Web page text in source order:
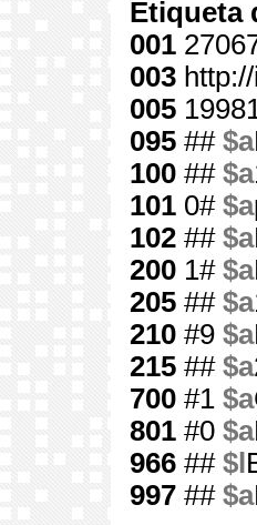
Etiqueta
001
003
005
095 ## $a
100 ## $a
101 0# $a
102 ## $a
200 1# $a
205 ## $a
210 #9 $a
215 ## $a
700 #1 $a
801 #0 $a
966 ## $l
997 ## $a